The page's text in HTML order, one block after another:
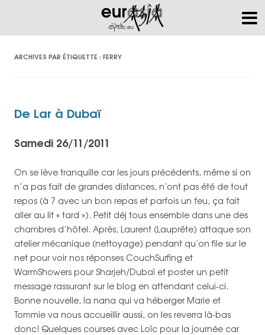
ARCHIVES PAR ÉTIQUETTE : FERRY
De Lar à Dubaï
Samedi 26/11/2011
On se lève tranquille car les jours précédents, même si on
n’a pas fait de grandes distances, n’ont pas été de tout
repos (à 7 avec un bon repas et parfois un feu, ça fait
aller au lit « tard »). Petit déj tous ensemble dans une des
chambres d’hôtel. Après, Laurent (Lauprête) attaque son
atelier mécanique (nettoyage) pendant qu’on file sur le
net pour voir nos réponses CouchSurfing et
WarmShowers pour Sharjeh/Dubaï et poster un petit
message rassurant sur le blog en attendant celui-ci.
Bonne nouvelle, la nana qui va héberger Marie et
Tommie va nous accueillir aussi, on les reverra là-bas
donc! Quelques courses avec Loïc pour la journée car